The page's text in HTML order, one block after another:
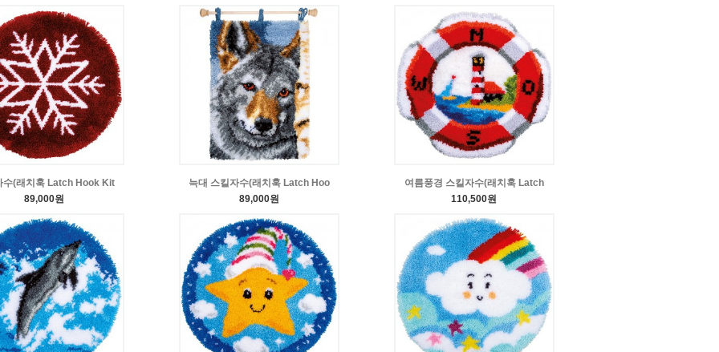
수(래치훅 Latch Hook Kit
89,000원
늑대 스킬자수(래치훅 Latch Hoo
89,000원
여름풍경 스킬자수(래치훅 Latch
110,500원